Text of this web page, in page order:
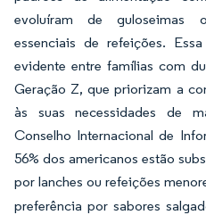
evoluíram de guloseimas
essenciais de refeições.
evidente entre famílias com
Geração Z, que priorizam a
às suas necessidades de
Conselho Internacional de
56% dos americanos estão
por lanches ou refeições
preferência por sabores